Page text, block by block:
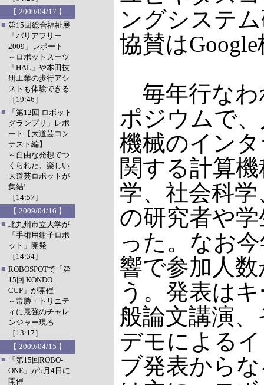
【 2009/04/17 】
■ 第15回総合福祉展
「バリアフリー
2009」レポート
～ロボットスーツ
「HAL」や本田技
研工業の歩行アシ
ストも体験できる
［19:46］
■
「第12回 ロボット
グランプリ」レポ
ート【大道芸コン
テスト編】
～自由な発想でつ
くられた、楽しい
大道芸ロボットが
集結!
［14:57］
【 2009/04/16 】
■ 北九州市立大学が
「手術用鉗子ロボ
ット」開発
［14:34］
■ ROBOSPOTで「第
15回 KONDO
CUP」が開催
～常勝・トリニテ
ィに最強のチャレ
ンジャー現る
［13:17］
【 2009/04/15 】
■
「第15回ROBO-
ONE」が5月4日に
開催
ングシステ
協賛は
毎年行なわ
ポジウムで
機械のイン
関する計算
学、社会科
の研究者や
った。なお
響で参加人
う。発表は
般論文講演
デモによる
ブ発表から